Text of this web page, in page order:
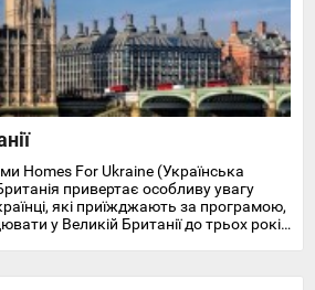
Homes For Ukraine (Українська
привертає особливу увагу
які приїжджають за програмою,
у Великій Британії до трьох років